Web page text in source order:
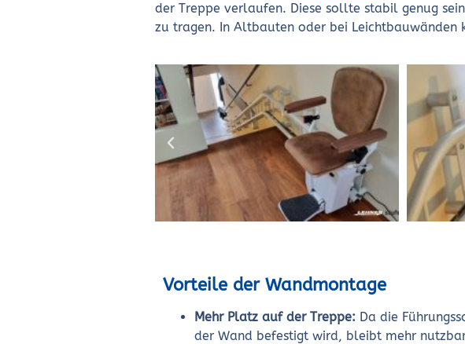
der Treppe verlaufen. Diese sollte stabil genug
zu tragen. In Altbauten oder bei Leichtbauwänden
Vorteile der Wandmontage
Mehr Platz auf der Treppe: Da die
der Wand befestigt wird, bleibt mehr